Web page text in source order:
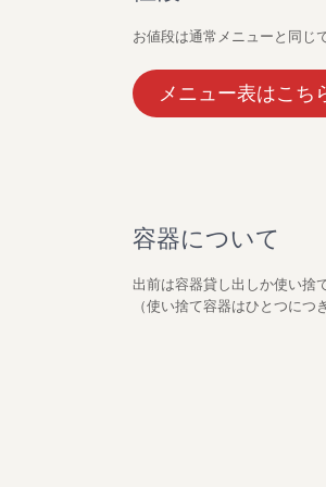
お値段は通常メニューと同じ
メニュー表はこち
容器について
出前は容器貸し出しか使い捨
（使い捨て容器はひとつにつ